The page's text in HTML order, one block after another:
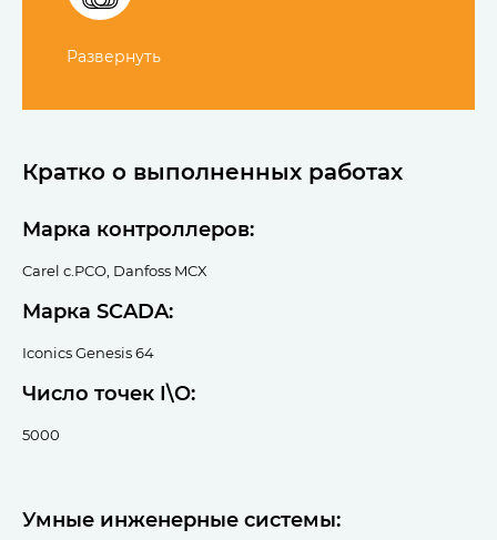
Развернуть
Кратко о выполненных работах
Марка контроллеров:
Carel c.PCO, Danfoss MCX
Марка SCADA:
Iconics Genesis 64
Число точек I\O:
5000
Умные инженерные системы: